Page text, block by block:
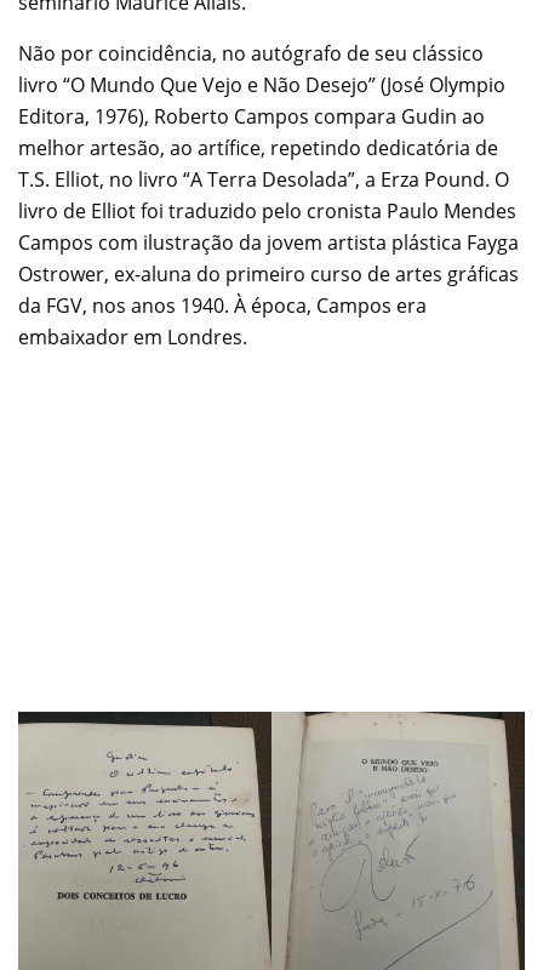
Não por coincidência, no autógrafo de seu clássico
livro “O Mundo Que Vejo e Não Desejo” (José Olympio
Editora, 1976), Roberto Campos compara Gudin ao
melhor artesão, ao artífice, repetindo dedicatória de
T.S. Elliot, no livro “A Terra Desolada”, a Erza Pound. O
livro de Elliot foi traduzido pelo cronista Paulo Mendes
Campos com ilustração da jovem artista plástica Fayga
Ostrower, ex-aluna do primeiro curso de artes gráficas
da FGV, nos anos 1940. À época, Campos era
embaixador em Londres.